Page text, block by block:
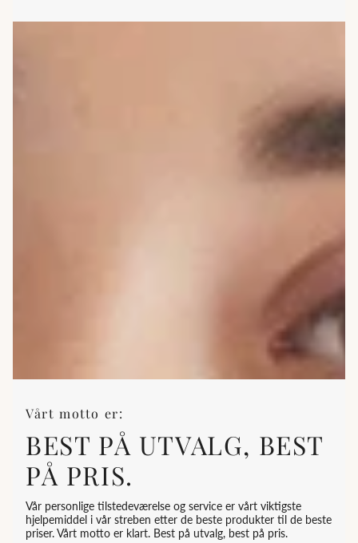
Vårt motto er:
BEST PÅ UTVALG, BEST
PÅ PRIS.
Vår personlige tilstedeværelse og service er vårt viktigste
hjelpemiddel i vår streben etter de beste produkter til de beste
priser. Vårt motto er klart. Best på utvalg, best på pris.